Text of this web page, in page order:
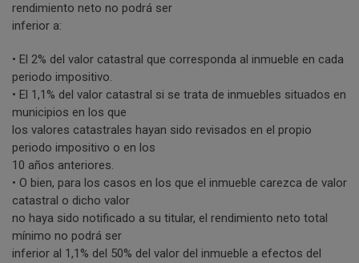
rendimiento neto no podrá ser
inferior a:
• El 2% del valor catastral que corresponda al inmueble en cada
periodo impositivo.
• El 1,1% del valor catastral si se trata de inmuebles situados en
municipios en los que
los valores catastrales hayan sido revisados en el propio
periodo impositivo o en los
10 años anteriores.
• O bien, para los casos en los que el inmueble carezca de valor
catastral o dicho valor
no haya sido notificado a su titular, el rendimiento neto total
mínimo no podrá ser
inferior al 1,1% del 50% del valor del inmueble a efectos del